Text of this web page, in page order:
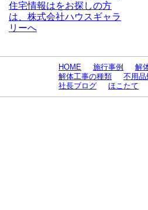
住宅情報はをお探しの方
は、株式会社ハウスギャラ
リーへ
HOME 施行事例 解
解体工事の種類
不用品
社長ブログ
ほこたて